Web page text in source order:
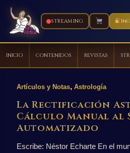
STREAMING
INICIO CONTENIDOS REVISTAS
Artículos y Notas, Astrología
La Rectificación
Cálculo Manual al
Automatizado
Escribe: Néstor Echarte En el